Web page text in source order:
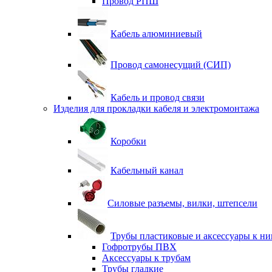
Кабель алюминиевый
Провод самонесущий (СИП)
Кабель и провод связи
Изделия для прокладки кабеля и электромонтажа
Коробки
Кабельный канал
Силовые разъемы, вилки, штепсели
Трубы пластиковые и аксессуары к
Гофротрубы ПВХ
Аксессуары к трубам
Трубы гладкие